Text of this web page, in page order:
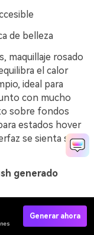
de belleza
maquillaje rosado
el calor
ideal para
con mucho
sobre fondos
estados hover
se sienta sutil,
generado
Generar ahora